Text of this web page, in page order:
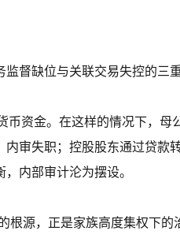
督缺位与关联交易失控的三重
币资金。在这样的情况下，母
审失职；控股股东通过贷款
内部审计沦为摆设。
根源，正是家族高度集权下的